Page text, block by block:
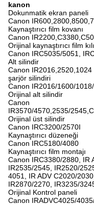
kanon
Dokunmatik ekran paneli
Canon
Kaynaştırıcı film kovanı
Canon
Orijinal kaynaştırıcı film
Canon IRC5035/5051,
Alt silindir
Canon IR2016,2520,1024
şarjör silindiri
Canon IR2016/1600/
Orijinal alt silindir
Canon
IR3570/4570,2535/
Orijinal üst silindir
Canon IRC3200/2570I
Kaynaştırıcı düzeneği
Canon IRC5180/4080
Kaynaştırıcı film montajı
Canon IRC3380/2880, IR
IR2535/2545, IR2520/
4051, IR ADV C2020/
IR2870/2270, IR3235/
Orijinal Kontrol paneli
Canon IRADVC4025/